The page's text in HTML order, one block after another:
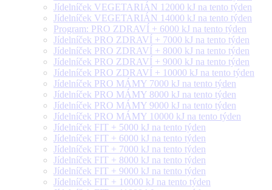
Jídelníček VEGETARIÁN 12000 kJ na tento týden
Jídelníček VEGETARIÁN 14000 kJ na tento týden
Program: PRO ZDRAVÍ + 6000 kJ na tento týden
Jídelníček PRO ZDRAVÍ + 7000 kJ na tento týden
Jídelníček PRO ZDRAVÍ + 8000 kJ na tento týden
Jídelníček PRO ZDRAVÍ + 9000 kJ na tento týden
Jídelníček PRO ZDRAVÍ + 10000 kJ na tento týden
Jídelníček PRO MÁMY 7000 kJ na tento týden
Jídelníček PRO MÁMY 8000 kJ na tento týden
Jídelníček PRO MÁMY 9000 kJ na tento týden
Jídelníček PRO MÁMY 10000 kJ na tento týden
Jídelníček FIT + 5000 kJ na tento týden
Jídelníček FIT + 6000 kJ na tento týden
Jídelníček FIT + 7000 kJ na tento týden
Jídelníček FIT + 8000 kJ na tento týden
Jídelníček FIT + 9000 kJ na tento týden
Jídelníček FIT + 10000 kJ na tento týden